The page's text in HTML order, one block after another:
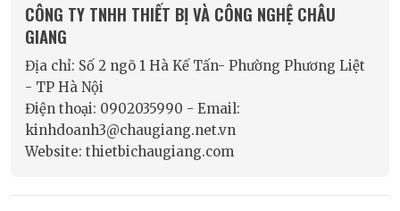
CÔNG TY TNHH THIẾT BỊ VÀ CÔNG NGHỆ CHÂU
GIANG
Địa chỉ: Số 2 ngõ 1 Hà Kế Tấn- Phường Phương Liệt
- TP Hà Nội
Điện thoại: 0902035990 - Email:
kinhdoanh3@chaugiang.net.vn
Website: thietbichaugiang.com